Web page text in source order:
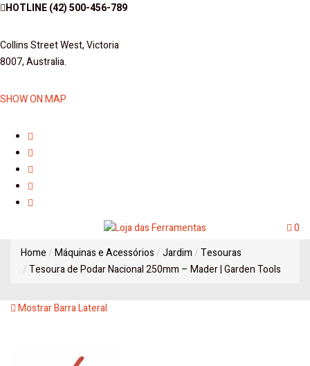
HOTLINE(42) 500-456-789
Collins Street West, Victoria
8007, Australia.
SHOW ON MAP
0
Home
Máquinas e Acessórios Jardim
Tesouras
Tesoura de Podar Nacional 250mm – Mader | Garden Tools
Mostrar Barra Lateral